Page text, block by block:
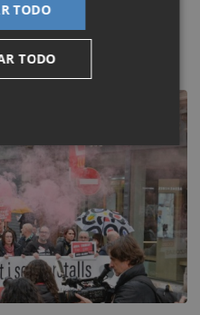
segundo día de
negociaciones
TODO
TODO